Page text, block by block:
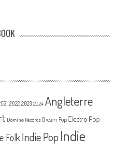
2022 2023 2024 Angleterre
Domino Records Dream Pop Electro Pop
FolkIndie PopIndie